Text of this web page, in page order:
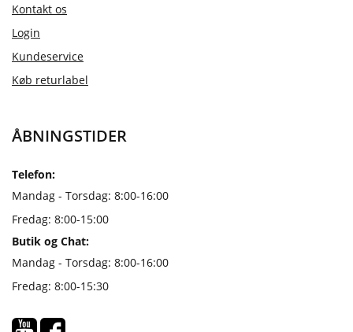
Kontakt os
Login
Kundeservice
Køb returlabel
ÅBNINGSTIDER
Telefon:
Mandag - Torsdag: 8:00-16:00
Fredag: 8:00-15:00
Butik og Chat:
Mandag - Torsdag: 8:00-16:00
Fredag: 8:00-15:30